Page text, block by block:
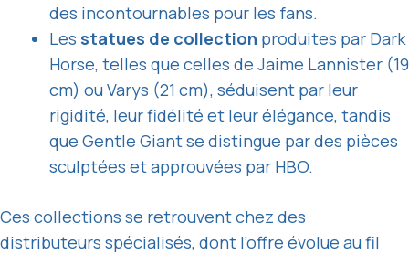
des incontournables pour les fans.
Les statues de collection produites par Dark
Horse, telles que celles de Jaime Lannister (19
cm) ou Varys (21 cm), séduisent par leur
rigidité, leur fidélité et leur élégance, tandis
que Gentle Giant se distingue par des pièces
sculptées et approuvées par HBO.
Ces collections se retrouvent chez des
distributeurs spécialisés, dont l’offre évolue au fil